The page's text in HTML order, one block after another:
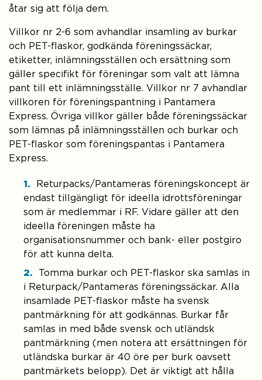
åtar sig att följa dem.
Villkor nr 2-6 som avhandlar insamling av burkar
och PET-flaskor, godkända föreningssäckar,
etiketter, inlämningsställen och ersättning som
gäller specifikt för föreningar som valt att lämna
pant till ett inlämningsställe. Villkor nr 7 avhandlar
villkoren för föreningspantning i Pantamera
Express. Övriga villkor gäller både föreningssäckar
som lämnas på inlämningsställen och burkar och
PET-flaskor som föreningspantas i Pantamera
Express.
Returpacks/Pantameras föreningskoncept är
endast tillgängligt för ideella idrottsföreningar
som är medlemmar i RF. Vidare gäller att den
ideella föreningen måste ha
organisationsnummer och bank- eller postgiro
för att kunna delta.
Tomma burkar och PET-flaskor ska samlas in
i Returpack/Pantameras föreningssäckar. Alla
insamlade PET-flaskor måste ha svensk
pantmärkning för att godkännas. Burkar får
samlas in med både svensk och utländsk
pantmärkning (men notera att ersättningen för
utländska burkar är 40 öre per burk oavsett
pantmärkets belopp). Det är viktigt att hålla